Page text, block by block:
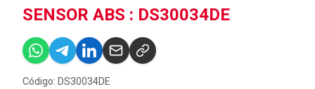
SENSOR ABS : DS30034DE
Código: DS30034DE